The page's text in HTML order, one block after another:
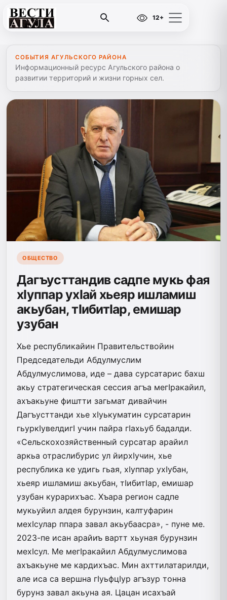
12+
СОБЫТИЯ АГУЛЬСКОГО РАЙОНА
Информационный ресурс Агульского района о
развитии территорий и жизни горных сел.
ОБЩЕСТВО
Дагъусттандив садпе мукь фая
хIуппар ухIай хьеяр ишламиш
акьубан, тIибитIар, емишар
узубан
Хье республикайин Правительствойин
Председательди Абдулмуслим
Абдулмуслимова, иде – дава сурсатарис бахш
акьу стратегическая сессия агъа мегIракайил,
ахъакьуне фиштти загьмат дивайчин
Дагъусттанди хье хIуькуматин сурсатарин
гьуркIувелдигI учин пайра гIахьуб бадалди.
«Сельскохозяйственный сурсатар арайил
аркьа отраслибурис ул йирхIучин, хье
республика ке удигь гьая, хIуппар ухIубан,
хьеяр ишламиш акьубан, тIибитIар, емишар
узубан курарихъас. Хъара регион садпе
мукьуйил алдея бурунзин, калтуфарин
мехIсулар ппара завал акьубаасра», - пуне ме.
2023-пе исан арайиъ вартт хьуная бурунзин
мехIсул. Ме мегIракайил Абдулмуслимова
ахъакьуне ме кардихъас. Мин ахттилатарилди,
але иса са вершна гIуьфцIур агъзур тонна
бурунз завал акьуна ая. Цацан исахъай